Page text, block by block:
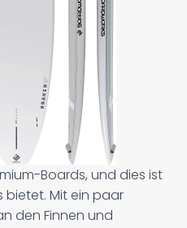
Boards, und dies ist
bietet. Mit ein paar
den Finnen und